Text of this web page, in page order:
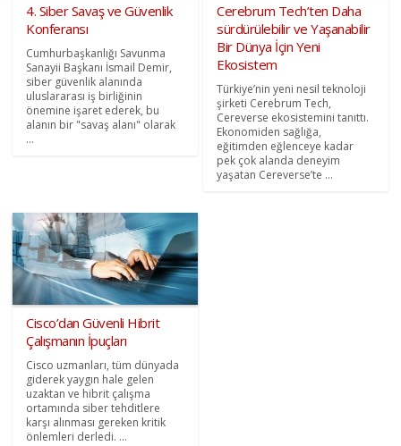
4. Siber Savaş ve Güvenlik
Konferansı
Cumhurbaşkanlığı Savunma
Sanayii Başkanı İsmail Demir,
siber güvenlik alanında
uluslararası iş birliğinin
önemine işaret ederek, bu
alanın bir "savaş alanı" olarak
...
Cerebrum Tech’ten Daha
sürdürülebilir ve Yaşanabilir
Bir Dünya İçin Yeni
Ekosistem
Türkiye’nin yeni nesil teknoloji
şirketi Cerebrum Tech,
Cereverse ekosistemini tanıttı.
Ekonomiden sağlığa,
eğitimden eğlenceye kadar
pek çok alanda deneyim
yaşatan Cereverse’te ...
Cisco’dan Güvenli Hibrit
Çalışmanın İpuçları
Cisco uzmanları, tüm dünyada
giderek yaygın hale gelen
uzaktan ve hibrit çalışma
ortamında siber tehditlere
karşı alınması gereken kritik
önlemleri derledi. ...